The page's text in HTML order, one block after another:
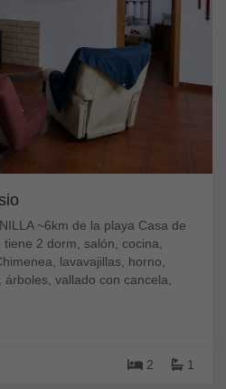
~6km de la playa Casa de
2 dorm, salón, cocina,
lavavajillas, horno,
árboles, vallado con cancela,
2 1